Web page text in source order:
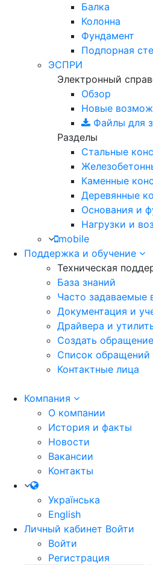
Балка
Колонна
Фундамент
Подпорная
ЭСПРИ
Электронный
Обзор
Новые
Файлы для
Разделы
Стальные
Каменные
Деревянные
Основания и
Нагрузки и
mobile
Поддержка и обучение
Техническая
База знаний
Часто задаваемые
Документация и
Драйвера и
Создать
Список обращений
Контактные лица
Компания
О компании
История и факты
Новости
Вакансии
Контакты
Українська
English
Личный кабинет Войти
Войти
Регистрация